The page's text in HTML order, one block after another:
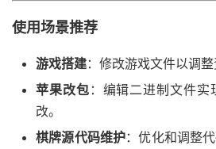
使用场景推荐
游戏搭建：修改游戏文件以调整
苹果改包 ：编辑二进制文件
改。
棋牌源代码维护：优化和调整